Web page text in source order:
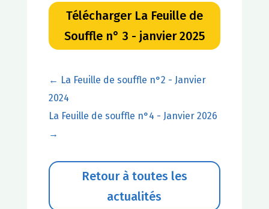
Télécharger La Feuille de
Souffle n° 3 - janvier 2025
← La Feuille de souffle n°2 - Janvier
2024
La Feuille de souffle n°4 - Janvier 2026
→
Retour à toutes les
actualités